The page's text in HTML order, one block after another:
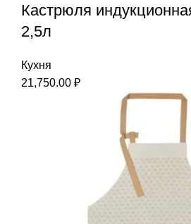
Кастрюля
2,5л
Кухня
21,750.00 ₽